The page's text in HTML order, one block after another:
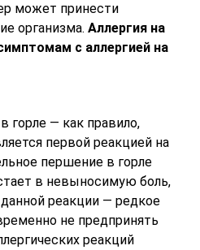
может принести
организма.Аллергия на
с аллергией на
горле — как правило,
первой реакцией на
першение в горле
в невыносимую боль,
реакции — редкое
не предпринять
реакций